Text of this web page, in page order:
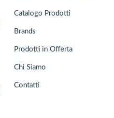
Catalogo Prodotti
Brands
Prodotti in Offerta
Chi Siamo
Contatti